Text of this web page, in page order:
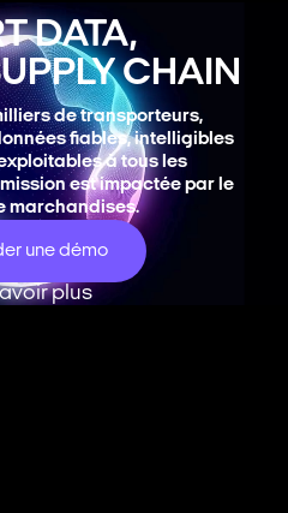
DATA,
CHAIN
de transporteurs,
fiables, intelligibles
à tous les
est impactée par le
marchandises.
une démo
plus